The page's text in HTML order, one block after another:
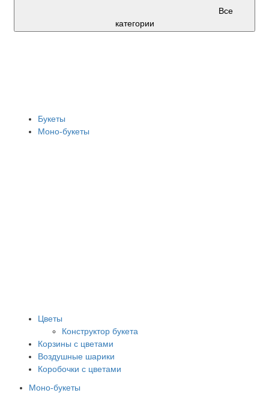
Все
категории
Букеты
Моно-букеты
Цветы
Конструктор букета
Корзины с цветами
Воздушные шарики
Коробочки с цветами
Моно-букеты